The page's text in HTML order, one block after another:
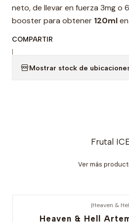
neto, de llevar en fuerza 3mg o
booster para obtener 120ml
COMPARTIR
|
Mostrar stock de
Frutal
Ver más
|Heaven &
Heaven & Hell